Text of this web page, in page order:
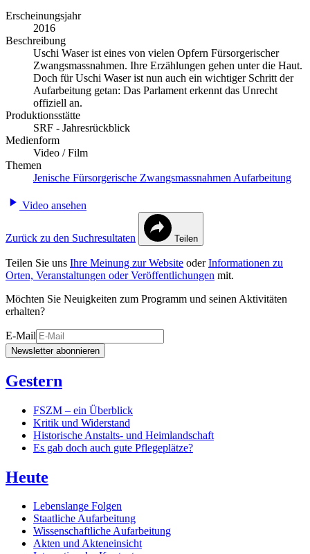
Erscheinungsjahr
2016
Beschreibung
Uschi Waser ist eines von vielen Opfern Fürsorgerischer
Zwangsmassnahmen. Ihre Erzählungen gehen unter die Haut.
Doch für Uschi Waser ist nun auch ein wichtiger Schritt der
Aufarbeitung getan: Das Parlament erkennt das Unrecht
offiziell an.
Produktionsstätte
SRF - Jahresrückblick
Medienform
Video / Film
Themen
Jenische Fürsorgerische Zwangsmassnahmen Aufarbeitung
Video ansehen
Zurück zu den Suchresultaten Teilen
Teilen Sie uns Ihre Meinung zur Website oderInformationen zu
Orten, Veranstaltungen oder Veröffentlichungen mit.
Möchten Sie Neuigkeiten zum Programm und seinen Aktivitäten
erhalten?
E-Mail
Newsletter abonnieren
Gestern
FSZM – ein Überblick
Kritik und Widerstand
Historische Anstalts- und Heimlandschaft
Es gab doch auch gute Pflegeplätze?
Heute
Lebenslange Folgen
Staatliche Aufarbeitung
Wissenschaftliche Aufarbeitung
Akten und Akteneinsicht